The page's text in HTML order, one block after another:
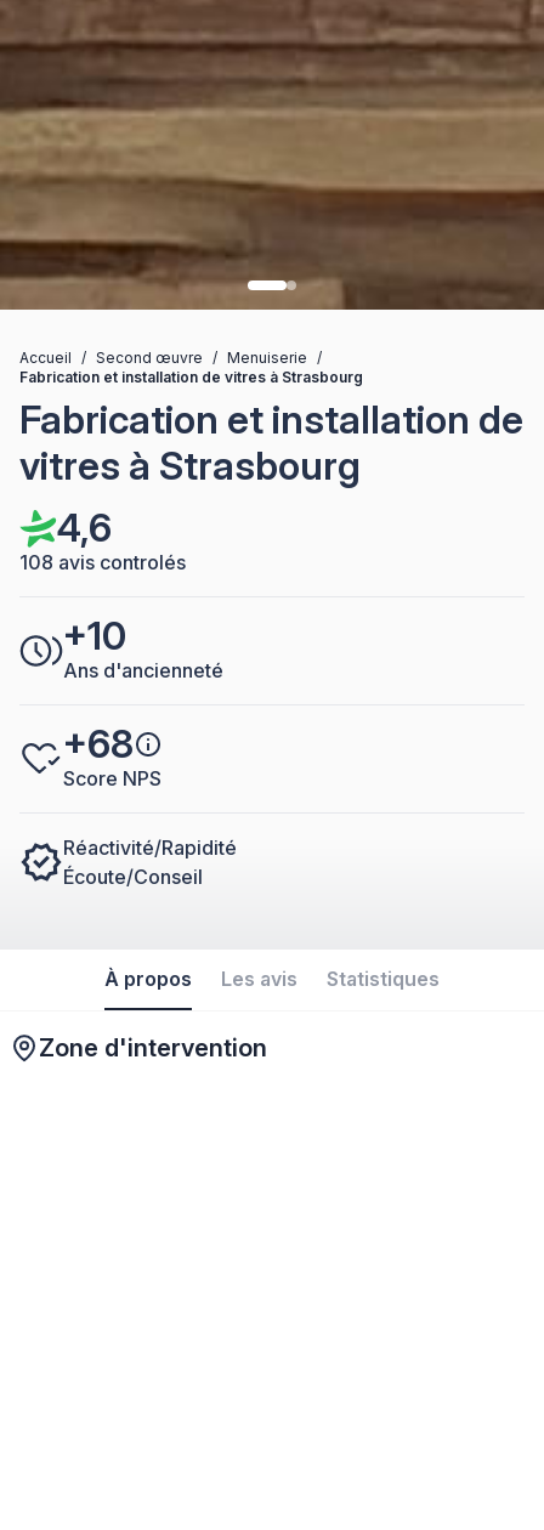
Accueil / Second œuvre / Menuiserie /
Fabrication et installation de vitres à Strasbourg
Fabrication et installation de
vitres à Strasbourg
4,6
108 avis controlés
+10
Ans d'ancienneté
+68
Score NPS
Réactivité/Rapidité
Écoute/Conseil
À propos Les avis Statistiques
Zone d'intervention